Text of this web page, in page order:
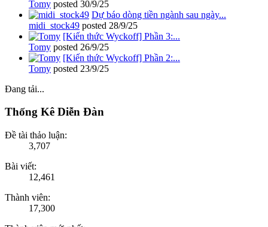
Tomy posted 30/9/25
Dự báo dòng tiền ngành sau ngày...
midi_stock49 posted 28/9/25
[Kiến thức Wyckoff] Phần 3:...
Tomy posted 26/9/25
[Kiến thức Wyckoff] Phần 2:...
Tomy posted 23/9/25
Đang tải...
Thống Kê Diễn Đàn
Đề tài thảo luận:
3,707
Bài viết:
12,461
Thành viên:
17,300